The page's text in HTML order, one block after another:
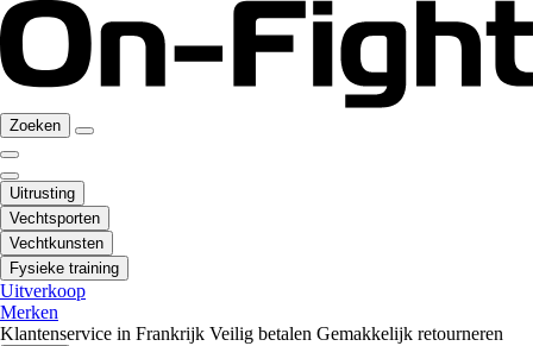
Zoeken
Uitrusting
Vechtsporten
Vechtkunsten
Fysieke training
Uitverkoop
Merken
Klantenservice in Frankrijk Veilig betalen Gemakkelijk retourneren